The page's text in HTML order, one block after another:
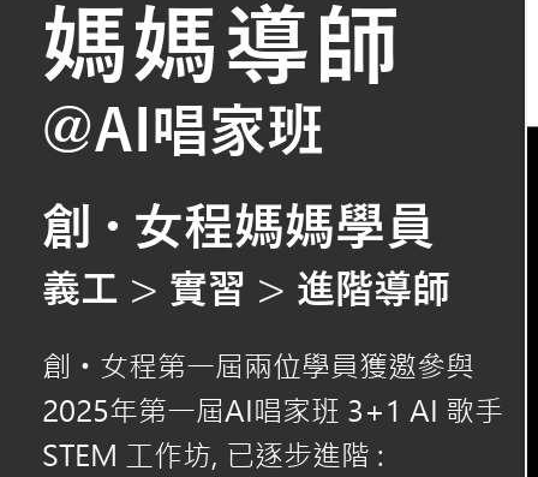
媽媽導師
@AI唱家班
創・ 女程媽媽學員
義工 > 實習 > 進階導師
創 ・ 女程第一屆兩位學員獲邀參與
2025年第一屆AI唱家班 3+1 AI 歌手
STEM 工作坊, 已逐步進階 :